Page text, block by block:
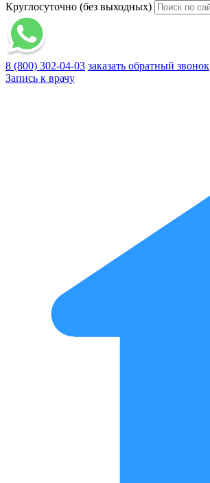
Круглосуточно (без выходных)
8 (800) 302-04-03 заказать обратный звонок
Запись к врачу